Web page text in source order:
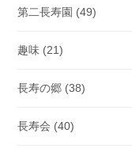
第二長寿園 (49)
趣味 (21)
長寿の郷 (38)
長寿会 (40)